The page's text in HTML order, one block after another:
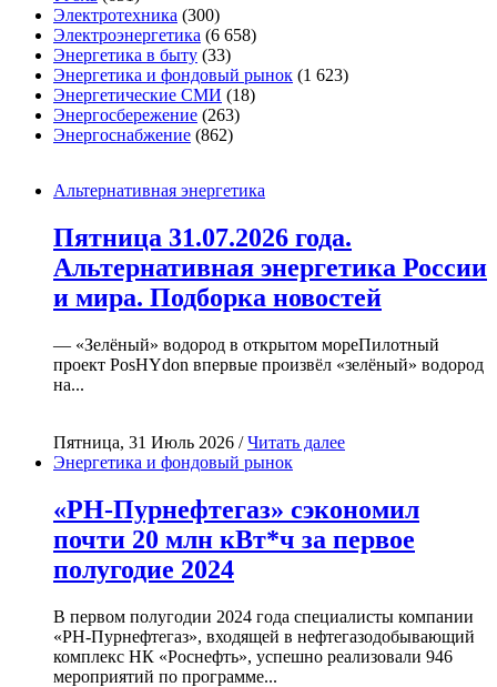
Электротехника (300)
Электроэнергетика (6 658)
Энергетика в быту (33)
Энергетика и фондовый рынок (1 623)
Энергетические СМИ (18)
Энергосбережение (263)
Энергоснабжение (862)
Альтернативная энергетика
Пятница 31.07.2026 года.
Альтернативная энергетика России
и мира. Подборка новостей
— «Зелёный» водород в открытом мореПилотный
проект PosHYdon впервые произвёл «зелёный» водород
на...
Пятница, 31 Июль 2026 /Читать далее
Энергетика и фондовый рынок
«РН-Пурнефтегаз» сэкономил
почти 20 млн кВт*ч за первое
полугодие 2024
В первом полугодии 2024 года специалисты компании
«РН-Пурнефтегаз», входящей в нефтегазодобывающий
комплекс НК «Роснефть», успешно реализовали 946
мероприятий по программе...